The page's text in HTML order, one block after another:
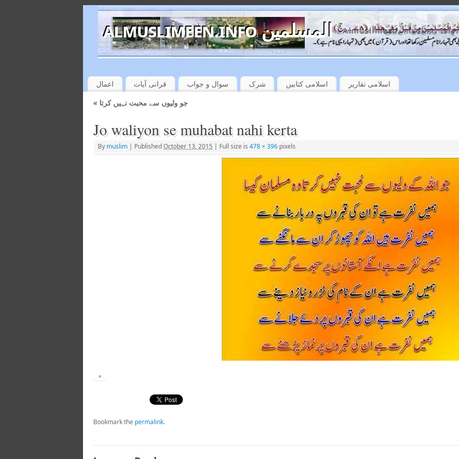
almuslimeen.info المسلمین Almuslimeen, muslim,
اعمال قرانی آیات سوال و جواب شرک اسلامی کتابیں اسلامی تقاریر
« جو ولیوں سے محبت نہیں کرتا
Jo waliyon se muhabat nahi kerta
By muslim | Published October 13, 2015 | Full size is478 × 396 pixels
«
Bookmark the permalink.